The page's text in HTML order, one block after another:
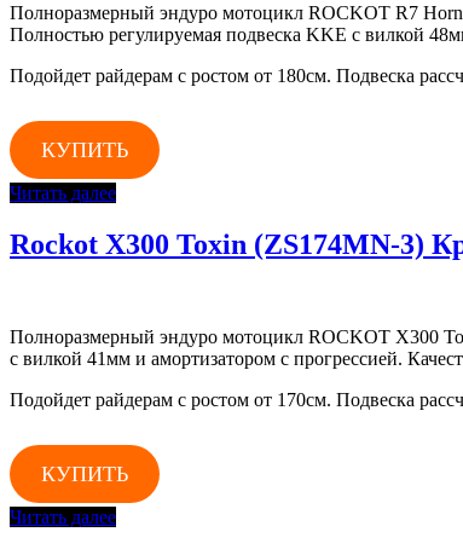
Полноразмерный эндуро мотоцикл ROCKOT R7
Полностью регулируемая подвеска KKE с вилкой
Подойдет райдерам с ростом от 180см. Подвеска
КУПИТЬ
Читать далее
Rockot X300 Toxin (ZS174MN-3)
Полноразмерный эндуро мотоцикл ROCKOT X300
с вилкой 41мм и амортизатором с прогрессией.
Подойдет райдерам с ростом от 170см. Подвеска
КУПИТЬ
Читать далее